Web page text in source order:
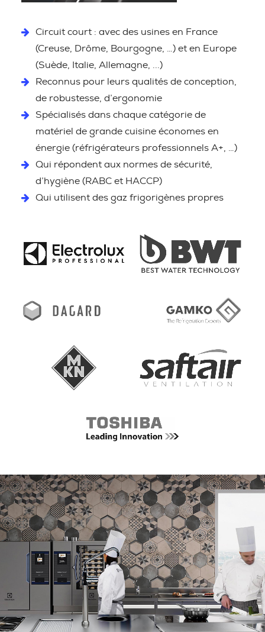
Circuit court : avec des usines en France
(Creuse, Drôme, Bourgogne, …) et en Europe
(Suède, Italie, Allemagne, ...)
Reconnus pour leurs qualités de conception,
de robustesse, d’ergonomie
Spécialisés dans chaque catégorie de
matériel de grande cuisine économes en
énergie (réfrigérateurs professionnels A+, …)
Qui répondent aux normes de sécurité,
d’hygiène (RABC et HACCP)
Qui utilisent des gaz frigorigènes propres